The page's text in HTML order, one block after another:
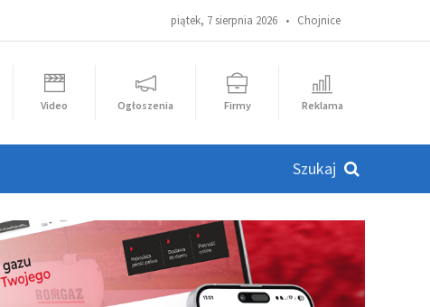
piątek, 7 sierpnia 2026 • Chojnice
Video Ogłoszenia Firmy Reklama